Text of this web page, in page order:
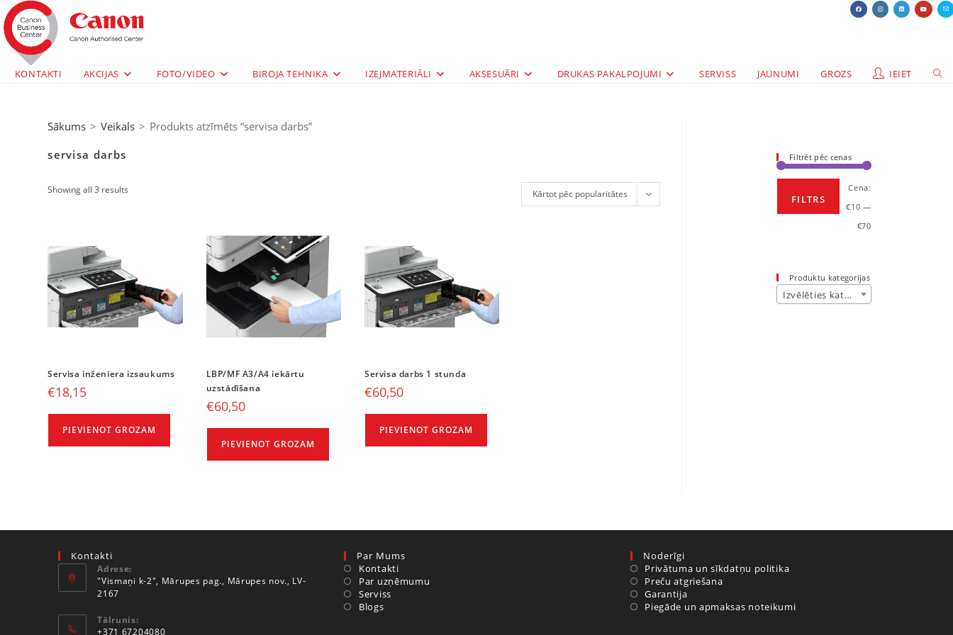
KONTAKTI AKCIJAS FOTO/VIDEO BIROJA TEHNIKA IZEJMATERIĀLI AKSESUĀRI DRUKAS PAKALPOJUMI SERVISS JAUNUMI GROZS IEIET
Sākums > Veikals > Produkts atzīmēts “servisa darbs”
servisa darbs
Showing all 3 results Kārtot pēc popularitātes
Servisa inženiera izsaukums
€18,15
PIEVIENOT GROZAM
LBP/MF A3/A4 iekārtu
uzstādīšana
€60,50
PIEVIENOT GROZAM
Servisa darbs 1 stunda
€60,50
PIEVIENOT GROZAM
Filtrēt pēc cenas
FILTRS
Cena:
€10 —
€70
Produktu kategorijas
Izvēlēties kategoriju
Kontakti
Adrese:
"Vismaņi k-2", Mārupes pag., Mārupes nov., LV-
2167
Tālrunis:
+371 67204080
Par Mums
Kontakti
Par uzņēmumu
Serviss
Blogs
Noderīgi
Privātuma un sīkdatņu politika
Preču atgriešana
Garantija
Piegāde un apmaksas noteikumi